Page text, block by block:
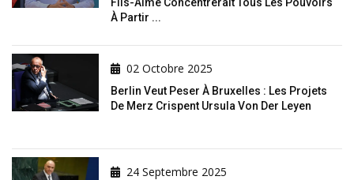
À Partir ...
02 Octobre 2025
Berlin Veut Peser À Bruxelles : Les Projets
De Merz Crispent Ursula Von Der Leyen
24 Septembre 2025